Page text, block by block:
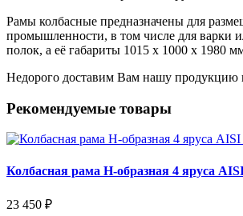
Рамы колбасные предназначены для
промышленности, в том числе для варки
полок, а её габариты 1015 х 1000 х 1980
Недорого доставим Вам нашу продукцию
Рекомендуемые товары
Колбасная рама Н-образная 4 яруса
23 450 ₽